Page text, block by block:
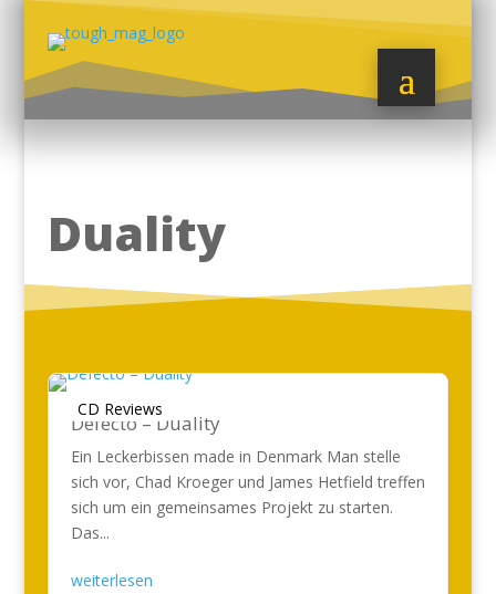
Duality
CD Reviews
Defecto – Duality
Ein Leckerbissen made in Denmark Man stelle
sich vor, Chad Kroeger und James Hetfield treffen
sich um ein gemeinsames Projekt zu starten.
Das...
weiterlesen